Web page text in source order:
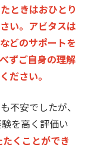
ときはおひとり
い。アビタスは
どのサポートを
ずご自身の理解
ださい。
不安でしたが、
を高く評価い
くことができ